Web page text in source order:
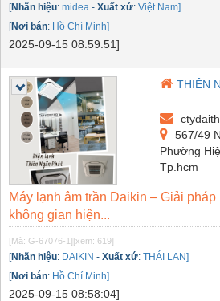
[Nhãn hiệu: midea - Xuất xứ: Việt Nam]
[Nơi bán: Hồ Chí Minh]
2025-09-15 08:59:51]
THIÊN
567/49
Phường
Tp.hcm
Máy lạnh âm trần Daikin – Giải
không gian hiện...
[Mã: G-67076-1][xem: 619]
[Nhãn hiệu: DAIKIN - Xuất xứ: THÁI LAN]
[Nơi bán: Hồ Chí Minh]
2025-09-15 08:58:04]